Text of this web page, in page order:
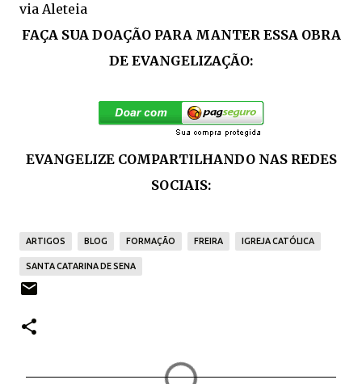
via Aleteia
FAÇA SUA DOAÇÃO PARA MANTER ESSA OBRA
DE EVANGELIZAÇÃO:
EVANGELIZE COMPARTILHANDO NAS REDES
SOCIAIS:
ARTIGOS BLOG FORMAÇÃO FREIRA IGREJA CATÓLICA
SANTA CATARINA DE SENA